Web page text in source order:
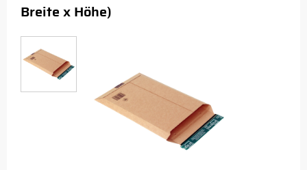
Breite x Höhe)